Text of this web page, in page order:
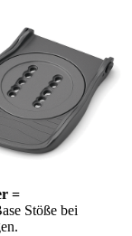
=
Stöße bei